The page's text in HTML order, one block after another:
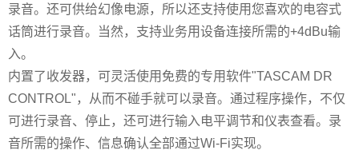
录音。还可供给幻像电源，所以还支持使用您喜欢的电容式
话筒进行录音。当然，支持业务用设备连接所需的+4dBu输
入。
内置了收发器，可灵活使用免费的专用软件"TASCAM DR
CONTROL"，从而不碰手就可以录音。通过程序操作，不仅
可进行录音、停止，还可进行输入电平调节和仪表查看。录
音所需的操作、信息确认全部通过Wi-Fi实现。